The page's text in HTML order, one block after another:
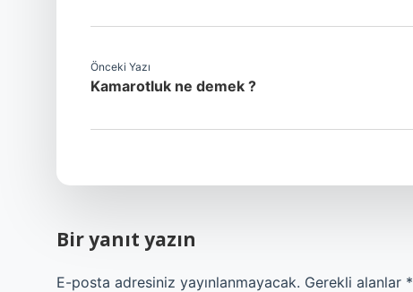
Önceki Yazı
Kamarotluk ne demek ?
Bir yanıt yazın
E-posta adresiniz yayınlanmayacak. Gerekli alanlar *